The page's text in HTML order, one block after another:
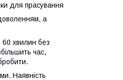
для прасування
а
хвилин без
час,
Наявність